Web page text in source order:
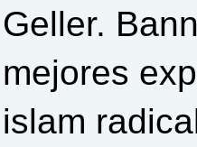
Geller.
mejores
islam